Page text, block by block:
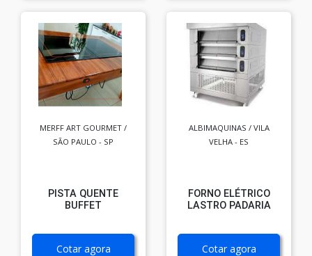
MERFF ART GOURMET /
SÃO PAULO - SP
PISTA QUENTE
BUFFET
Cotar agora
ALBIMAQUINAS / VILA
VELHA - ES
FORNO ELÉTRICO
LASTRO PADARIA
Cotar agora